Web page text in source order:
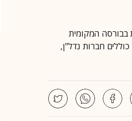
בבורסה המקומית
והביקוש מצד משקיעים מוסדיים • גיוסי ההון הצפויים בגל ההנפקות הגדול בת"א מאז 2021 כוללים חברות נדל"ן,